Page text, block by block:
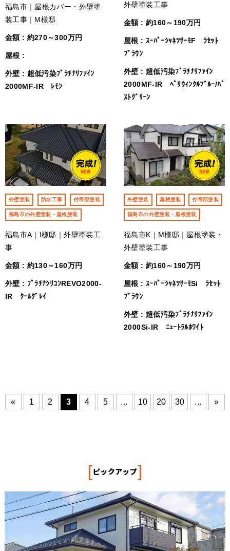
福島市｜屋根カバー・外壁塗
装工事｜M様邸
金額 : 約270～300万円
屋根 :
外壁 : 超低汚染ﾌﾟﾗﾁﾅﾘﾌｧｲﾝ
2000MF-IR ﾚﾓﾝ
外壁塗装工事
金額 : 約160～190万円
屋根 : ｽｰﾊﾟｰｼｬﾈﾂｻｰﾓF ﾗｾｯﾄ
ﾌﾞﾗｳﾝ
外壁 : 超低汚染ﾌﾟﾗﾁﾅﾘﾌｧｲﾝ
2000MF-IR ﾍﾟﾘｳｨﾝｸﾙﾌﾞﾙｰ/ﾊﾟ
ｽﾄｸﾞﾘｰﾝ
外壁塗装 防水工事 付帯部塗装
福島市の外壁塗装・屋根塗装
福島市A｜I様邸｜外壁塗装工
事
金額 : 約130～160万円
外壁 : ﾌﾟﾗﾁﾅｼﾘｺﾝREVO2000-
IR ｸｰﾙｸﾞﾚｲ
外壁塗装 屋根塗装 付帯部塗装
福島市の外壁塗装・屋根塗装
福島市K｜M様邸｜屋根塗装・
外壁塗装工事
金額 : 約160～190万円
屋根 : ｽｰﾊﾟｰｼｬﾈﾂｻｰﾓSi ﾗｾｯﾄ
ﾌﾞﾗｳﾝ
外壁 : 超低汚染ﾌﾟﾗﾁﾅﾘﾌｧｲﾝ
2000Si-IR ﾆｭｰﾄﾗﾙﾎﾜｲﾄ
« 1 2 3 4 5 ... 10 20 30 ... »
[ピックアップ]